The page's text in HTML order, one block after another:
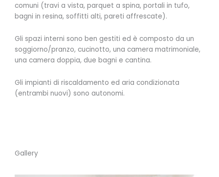
comuni (travi a vista, parquet a spina, portali in tufo,
bagni in resina, soffitti alti, pareti affrescate).
Gli spazi interni sono ben gestiti ed è composto da un
soggiorno/pranzo, cucinotto, una camera matrimoniale,
una camera doppia, due bagni e cantina.
Gli impianti di riscaldamento ed aria condizionata
(entrambi nuovi) sono autonomi.
Gallery